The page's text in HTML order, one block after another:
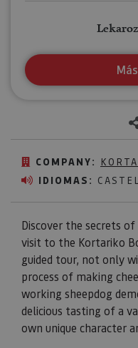
COMPANY:
IDIOMAS:
Discover the secrets
visit to the Kortariko
guided tour, not only
process of making
working sheepdog
delicious tasting of a
own unique character